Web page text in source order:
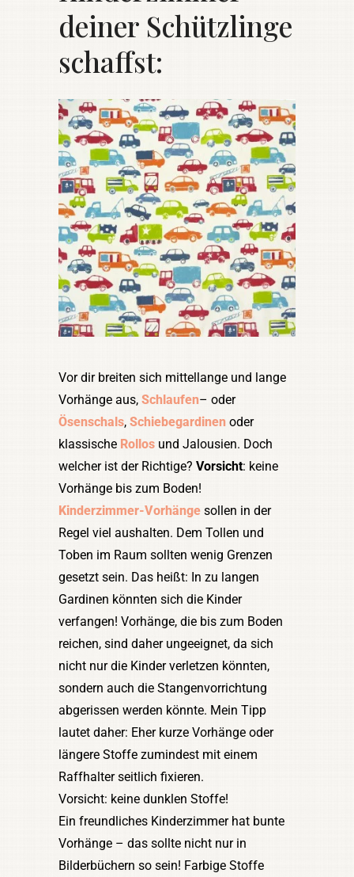
deiner Schützlinge
schaffst:
Vor dir breiten sich mittellange und lange
Vorhänge aus, Schlaufen– oder
Ösenschals, Schiebegardinen oder
klassische Rollos und Jalousien. Doch
welcher ist der Richtige? Vorsicht: keine
Vorhänge bis zum Boden!
Kinderzimmer-Vorhänge sollen in der
Regel viel aushalten. Dem Tollen und
Toben im Raum sollten wenig Grenzen
gesetzt sein. Das heißt: In zu langen
Gardinen könnten sich die Kinder
verfangen! Vorhänge, die bis zum Boden
reichen, sind daher ungeeignet, da sich
nicht nur die Kinder verletzen könnten,
sondern auch die Stangenvorrichtung
abgerissen werden könnte. Mein Tipp
lautet daher: Eher kurze Vorhänge oder
längere Stoffe zumindest mit einem
Raffhalter seitlich fixieren.
Vorsicht: keine dunklen Stoffe!
Ein freundliches Kinderzimmer hat bunte
Vorhänge – das sollte nicht nur in
Bilderbüchern so sein! Farbige Stoffe